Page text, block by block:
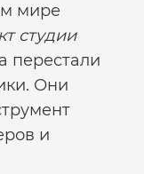
мире
студии
перестали
Они
и